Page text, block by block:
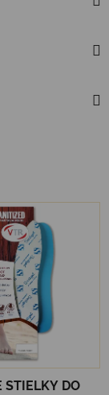
STIELKY DO